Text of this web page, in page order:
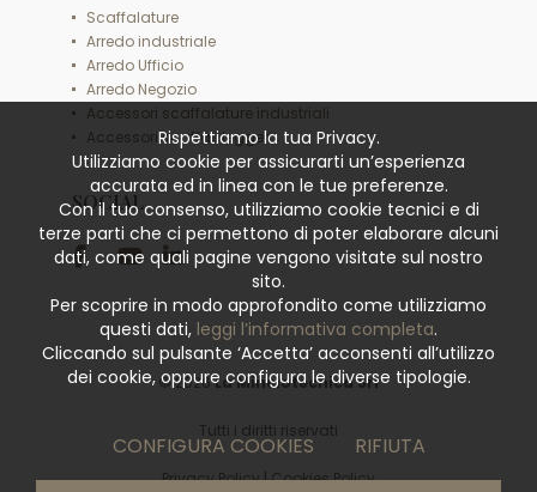
Scaffalature
Arredo industriale
Arredo Ufficio
Arredo Negozio
Accessori scaffalature industriali
Accessori scaffali leggeri
SOCIAL
© 2026La Minciotecnica Srl
Tutti i diritti riservati
Privacy Policy|Cookies Policy
Rispettiamo la tua Privacy.
Utilizziamo cookie per assicurarti un’esperienza
accurata ed in linea con le tue preferenze.
Con il tuo consenso, utilizziamo cookie tecnici e di
terze parti che ci permettono di poter elaborare alcuni
dati, come quali pagine vengono visitate sul nostro
sito.
Per scoprire in modo approfondito come utilizziamo
questi dati, leggi l’informativa completa.
Cliccando sul pulsante ‘Accetta’ acconsenti all’utilizzo
dei cookie, oppure configura le diverse tipologie.
CONFIGURA COOKIES RIFIUTA